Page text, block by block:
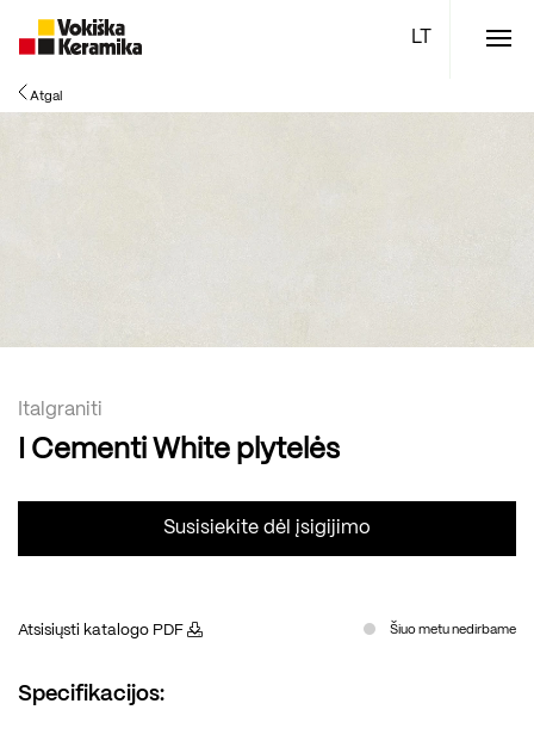
Atgal
Italgraniti
I Cementi White plytelės
Susisiekite dėl įsigijimo
Atsisiųsti katalogo PDF Šiuo metu nedirbame
Specifikacijos:
Meniu
Plytelės